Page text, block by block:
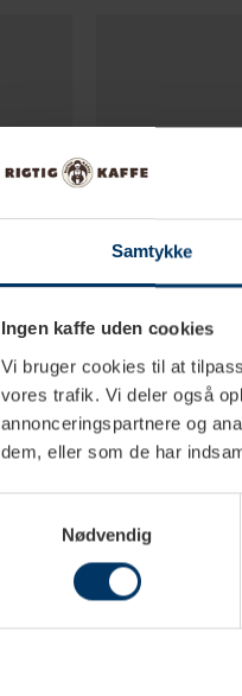
Samtykke
Ingen kaffe uden cookies
Vi bruger cookies til at
vores trafik. Vi deler også
annonceringspartnere og
dem, eller som de har
Nødvendig
2-4
La Marzocco
Portafilter
599,95 DKK